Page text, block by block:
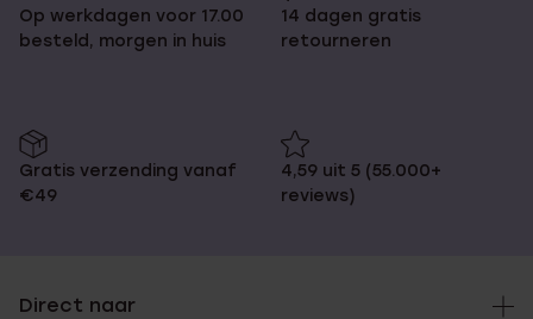
Op werkdagen voor 17.00
besteld, morgen in huis
14 dagen gratis
retourneren
Gratis verzending vanaf
€49
4,59 uit 5 (55.000+
reviews)
Direct naar